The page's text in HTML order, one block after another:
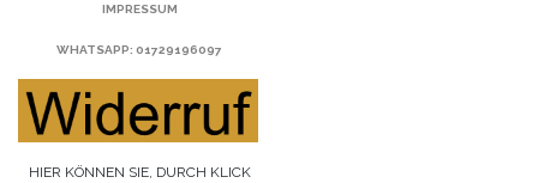
IMPRESSUM
WHATSAPP: 01729196097
HIER KÖNNEN SIE, DURCH KLICK